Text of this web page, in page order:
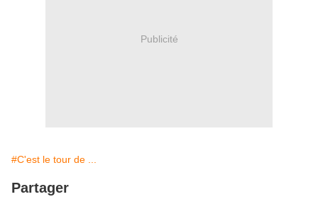
Publicité
#C'est le tour de ...
Partager